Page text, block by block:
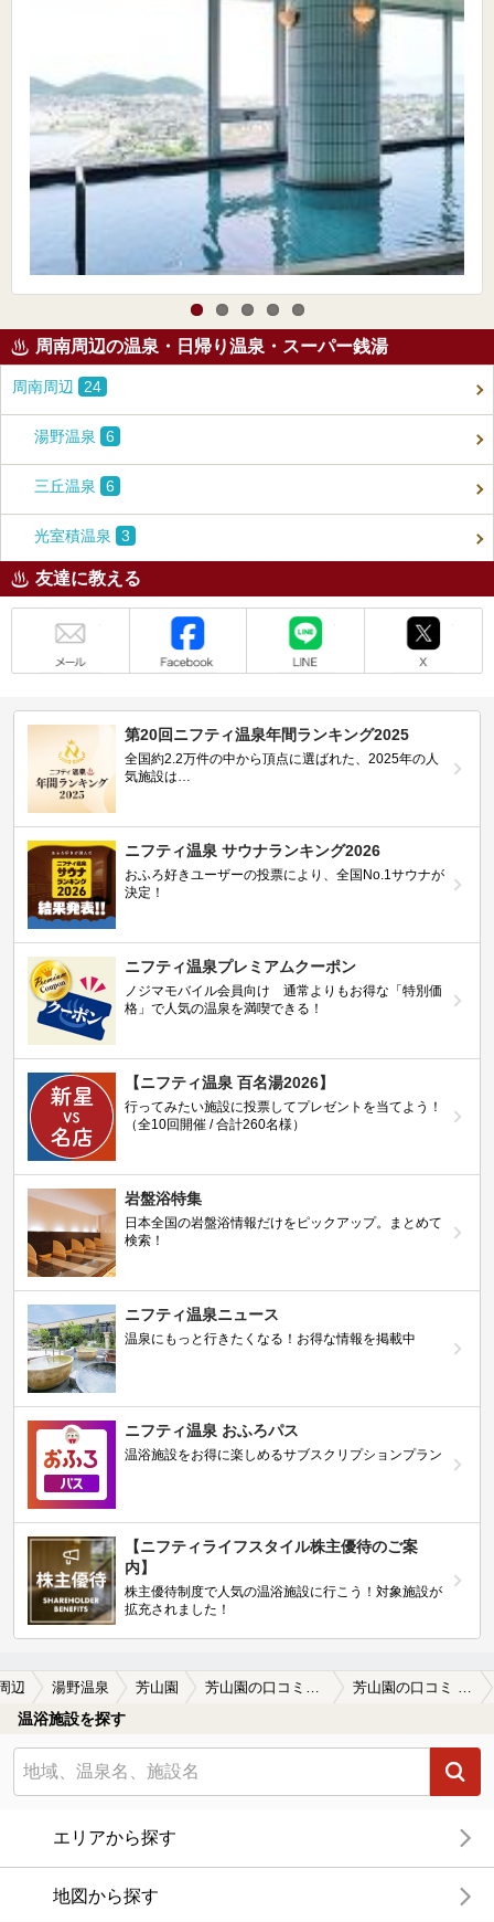
周南周辺の温泉・日帰り温泉・スーパー銭湯
周南周辺 24
湯野温泉 6
三丘温泉 6
光室積温泉 3
友達に教える
第20回ニフティ温泉年間ランキング2025
全国約2.2万件の中から頂点に選ばれた、2025年の人
気施設は…
ニフティ温泉 サウナランキング2026
おふろ好きユーザーの投票により、全国No.1サウナが
決定！
ニフティ温泉プレミアムクーポン
ノジマモバイル会員向け 通常よりもお得な「特別価
格」で人気の温泉を満喫できる！
【ニフティ温泉 百名湯2026】
行ってみたい施設に投票してプレゼントを当てよう！
（全10回開催 / 合計260名様）
岩盤浴特集
日本全国の岩盤浴情報だけをピックアップ。まとめて
検索！
ニフティ温泉ニュース
温泉にもっと行きたくなる！お得な情報を掲載中
ニフティ温泉 おふろパス
温浴施設をお得に楽しめるサブスクリプションプラン
【ニフティライフスタイル株主優待のご案
内】
株主優待制度で人気の温浴施設に行こう！対象施設が
拡充されました！
辺 湯野温泉 芳山園 芳山園の口コミ一覧 芳山園の口コミ 初の湯野温泉は芳山園にしてみました。…
温浴施設を探す
エリアから探す
地図から探す